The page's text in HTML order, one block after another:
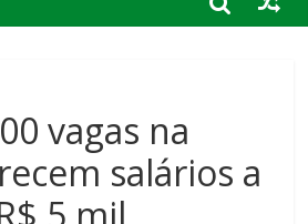
vagas na
salários a